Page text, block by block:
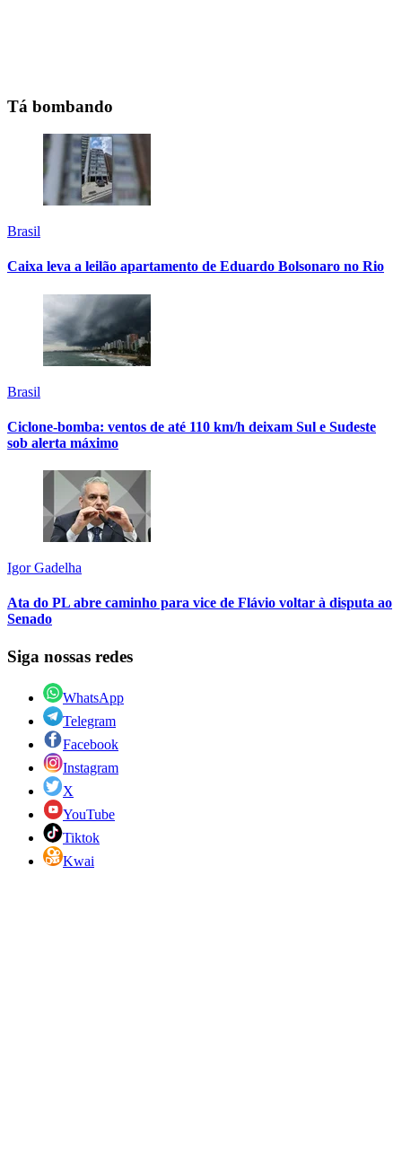
Tá bombando
Brasil
Caixa leva a leilão apartamento de Eduardo Bolsonaro no Rio
Brasil
Ciclone-bomba: ventos de até 110 km/h deixam Sul e Sudeste
sob alerta máximo
Igor Gadelha
Ata do PL abre caminho para vice de Flávio voltar à disputa ao
Senado
Siga nossas redes
WhatsApp
Telegram
Facebook
Instagram
X
YouTube
Tiktok
Kwai